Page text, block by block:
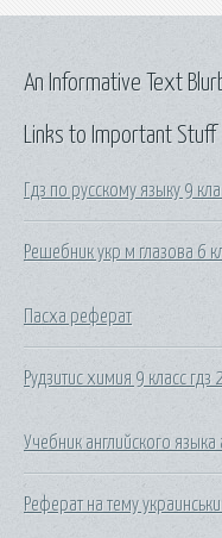
Links to Important Stuff
Гдз по русскому языку 9
Решебник укр м глазова 6
Пасха реферат
Рудзитис химия 9 класс гдз
Учебник английского
Реферат на тему
An Informative Text